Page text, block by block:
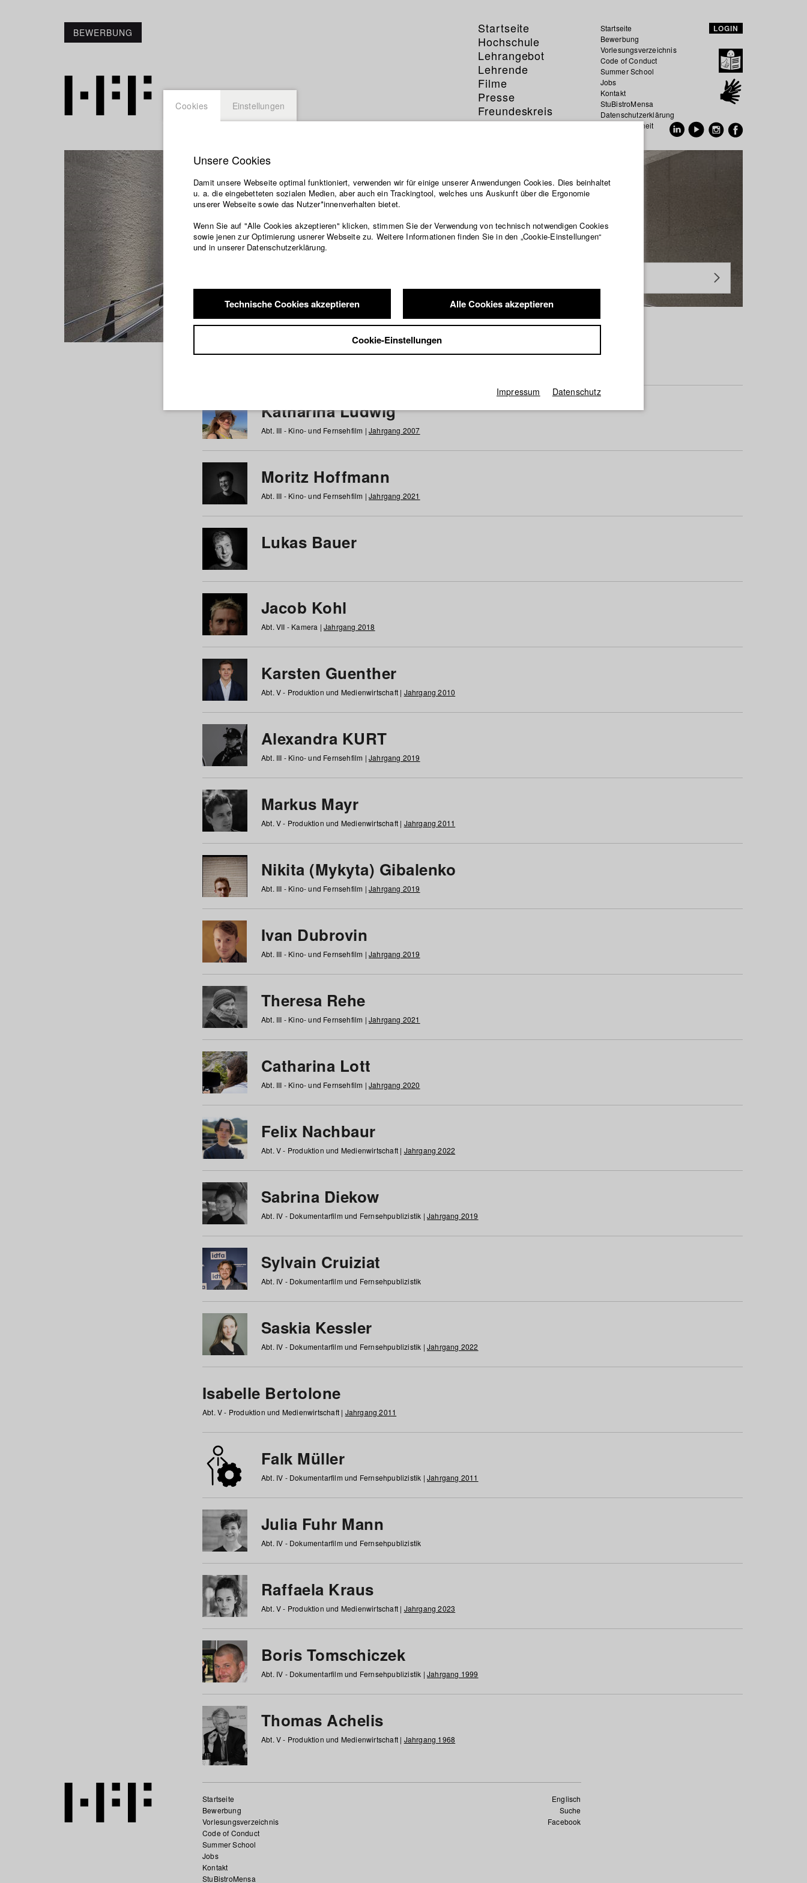
BEWERBUNG
Startseite
Hochschule
Lehrangebot
Lehrende
Filme
Presse
Freundeskreis
Service
Startseite
Bewerbung
Vorlesungsverzeichnis
Code of Conduct
Summer School
Jobs
Kontakt
StuBistroMensa
Datenschutzerklärung
Datensicherheit
LOGIN
Studierende / Alumni
a b c d e f g h i j k l m n o p q r s t u v w x y z Alle
Katharina Ludwig
Abt. III - Kino- und Fernsehfilm | Jahrgang 2007
Moritz Hoffmann
Abt. III - Kino- und Fernsehfilm | Jahrgang 2021
Lukas Bauer
Jacob Kohl
Abt. VII - Kamera | Jahrgang 2018
Karsten Guenther
Abt. V - Produktion und Medienwirtschaft | Jahrgang 2010
Alexandra KURT
Abt. III - Kino- und Fernsehfilm | Jahrgang 2019
Markus Mayr
Abt. V - Produktion und Medienwirtschaft | Jahrgang 2011
Nikita (Mykyta) Gibalenko
Abt. III - Kino- und Fernsehfilm | Jahrgang 2019
Ivan Dubrovin
Abt. III - Kino- und Fernsehfilm | Jahrgang 2019
Theresa Rehe
Abt. III - Kino- und Fernsehfilm | Jahrgang 2021
Catharina Lott
Abt. III - Kino- und Fernsehfilm | Jahrgang 2020
Felix Nachbaur
Abt. V - Produktion und Medienwirtschaft | Jahrgang 2022
Sabrina Diekow
Abt. IV - Dokumentarfilm und Fernsehpublizistik | Jahrgang 2019
Sylvain Cruiziat
Abt. IV - Dokumentarfilm und Fernsehpublizistik
Saskia Kessler
Abt. IV - Dokumentarfilm und Fernsehpublizistik | Jahrgang 2022
Isabelle Bertolone
Abt. V - Produktion und Medienwirtschaft | Jahrgang 2011
Falk Müller
Abt. IV - Dokumentarfilm und Fernsehpublizistik | Jahrgang 2011
Julia Fuhr Mann
Abt. IV - Dokumentarfilm und Fernsehpublizistik
Raffaela Kraus
Abt. V - Produktion und Medienwirtschaft | Jahrgang 2023
Boris Tomschiczek
Abt. IV - Dokumentarfilm und Fernsehpublizistik | Jahrgang 1999
Thomas Achelis
Abt. V - Produktion und Medienwirtschaft | Jahrgang 1968
Englisch
Suche
Facebook
Startseite
Bewerbung
Vorlesungsverzeichnis
Code of Conduct
Summer School
Jobs
Kontakt
StuBistroMensa
Cookies Einstellungen
Unsere Cookies
Damit unsere Webseite optimal funktioniert, verwenden wir für einige unserer Anwendungen Cookies. Dies beinhaltet
u. a. die eingebetteten sozialen Medien, aber auch ein Trackingtool, welches uns Auskunft über die Ergonomie
unserer Webseite sowie das Nutzer*innenverhalten bietet.
Wenn Sie auf "Alle Cookies akzeptieren" klicken, stimmen Sie der Verwendung von technisch notwendigen Cookies
sowie jenen zur Optimierung usnerer Webseite zu. Weitere Informationen finden Sie in den „Cookie-Einstellungen“
und in unserer Datenschutzerklärung.
Technische Cookies akzeptieren Alle Cookies akzeptieren
Cookie-Einstellungen
Impressum Datenschutz